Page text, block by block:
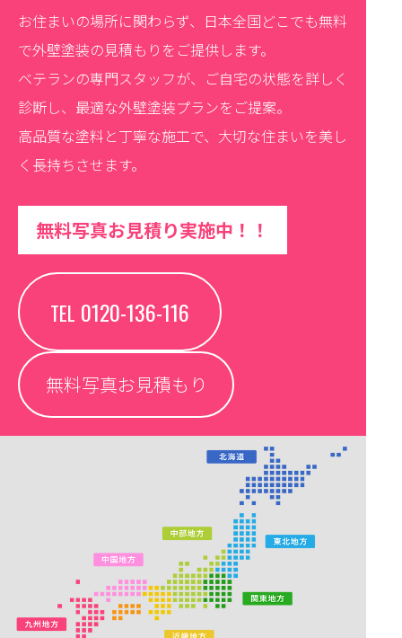
お住まいの場所に関わらず、日本全国どこでも無料
で外壁塗装の見積もりをご提供します。
ベテランの専門スタッフが、ご自宅の状態を詳しく
診断し、最適な外壁塗装プランをご提案。
高品質な塗料と丁寧な施工で、大切な住まいを美し
く長持ちさせます。
無料写真お見積り実施中！！
TEL 0120-136-116
無料写真お見積もり